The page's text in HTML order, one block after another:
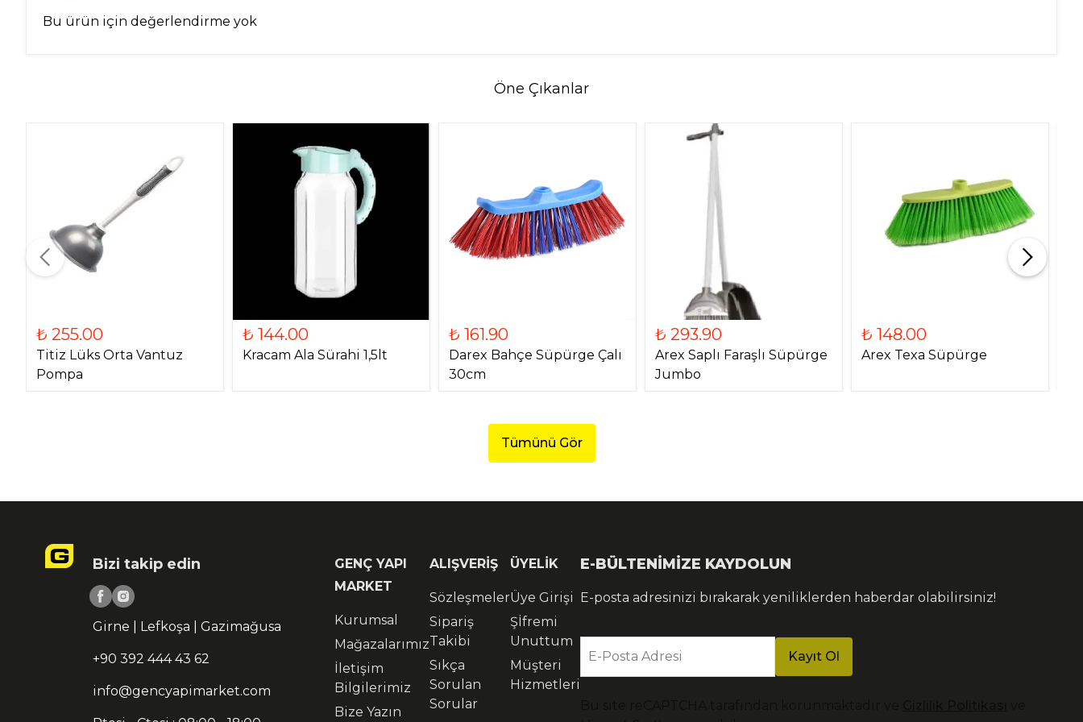
Bu ürün için değerlendirme yok
Öne Çıkanlar
₺ 255.00
Titiz Lüks Orta Vantuz
Pompa
₺ 144.00
Kracam Ala Sürahi 1,5lt
₺ 161.90
Darex Bahçe Süpürge Çalı
30cm
₺ 293.90
Arex Saplı Faraşlı Süpürge
Jumbo
₺ 148.00
Arex Texa Süpürge
Tümünü Gör
Bizi takip edin
Girne | Lefkoşa | Gazimağusa
+90 392 444 43 62
info@gencyapimarket.com
GENÇ YAPI
MARKET
Kurumsal
Mağazalarımız
İletişim
Bilgilerimiz
Bize Yazın
ALIŞVERİŞ
Sözleşmeler
Sipariş
Takibi
Sıkça
Sorulan
Sorular
ÜYELİK
Üye Girişi
Şİfremi
Unuttum
Müşteri
Hizmetleri
E-BÜLTENİMİZE KAYDOLUN
E-posta adresinizi bırakarak yeniliklerden haberdar olabilirsiniz!
E-Posta Adresi Kayıt Ol